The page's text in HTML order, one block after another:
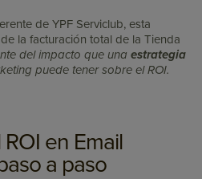
de YPF Serviclub, esta
la facturación total de la Tienda
del impacto que unaestrategia
puede tener sobre el ROI.
en Email
a paso